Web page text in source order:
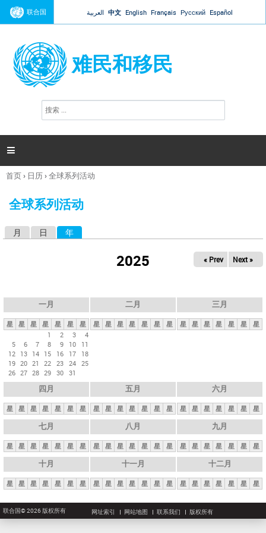
Jump to navigation
联合国 العربية 中文 English Français Русский Español
难民和移民
搜
索

你
这
首页› 日历›全球系列活动
全球系列活动
月 日 年
2025 « Prev Next »
一月
星 星 星 星 星 星
星
1
2 3
4
5
6 7 8 9 10
11
12 13 14 15 16 17
18
19 20 21 22 23 24 25
26 27 28 29 30 31
二月
星 星 星 星 星 星 星
三月
星 星 星 星 星 星 星
四月
星 星 星 星 星 星 星
五月
星 星 星 星 星 星 星
六月
星 星 星 星 星 星 星
七月
星 星 星 星 星 星 星
八月
星 星 星 星 星 星 星
九月
星 星 星 星 星 星 星
十月
星 星 星 星 星 星 星
十一月
星 星 星 星 星 星 星
十二月
星 星 星 星 星 星 星
联合国© 2026 版权所有 网址索引 网站地图 联系我们 版权所有